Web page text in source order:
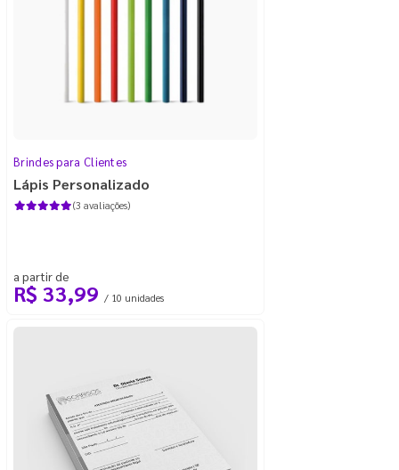
Brindes para Clientes
Lápis Personalizado
(3 avaliações)
a partir de
R$ 33,99 / 10 unidades